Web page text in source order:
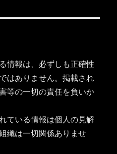
情報は、必ずしも正確性
はありません。掲載され
等の一切の責任を負いか
ている情報は個人の見解
織は一切関係ありませ